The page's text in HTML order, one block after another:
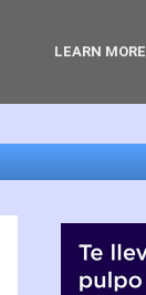
LEARN MORE